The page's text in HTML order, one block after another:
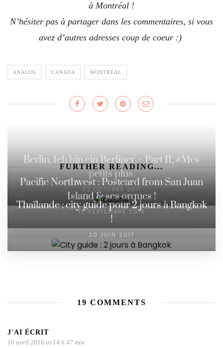
à Montréal !
N’hésiter pas à partager dans les commentaires, si vous
avez d’autres adresses coup de coeur :)
ANALOG CANADA MONTRÉAL
FURTHER READING...
Berlin, Ich bin ein Berliner – Part II, #Mes
petits plus.
22 OCTOBRE 2011
Pacific Northwest : Postcard from San Juan
Island & ses orques !
15 SEPTEMBRE 2014
Thaïlande : city guide pour 2 jours à Bangkok
!
20 JUIN 2017
19 COMMENTS
J'AI ÉCRIT
16 avril 2016 at 14 h 47 min